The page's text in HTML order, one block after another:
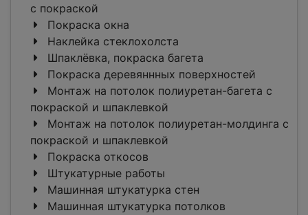
c покраской
Покраска окна
Наклейка стеклохолста
Шпаклёвка, покраска багета
Покраска деревяннных поверхностей
Монтаж на потолок полиуретан-багета c
покраской и шпаклевкой
Монтаж на потолок полиуретан-молдинга c
покраской и шпаклевкой
Покраска откосов
Штукатурные работы
Машинная штукатурка стен
Машинная штукатурка потолков